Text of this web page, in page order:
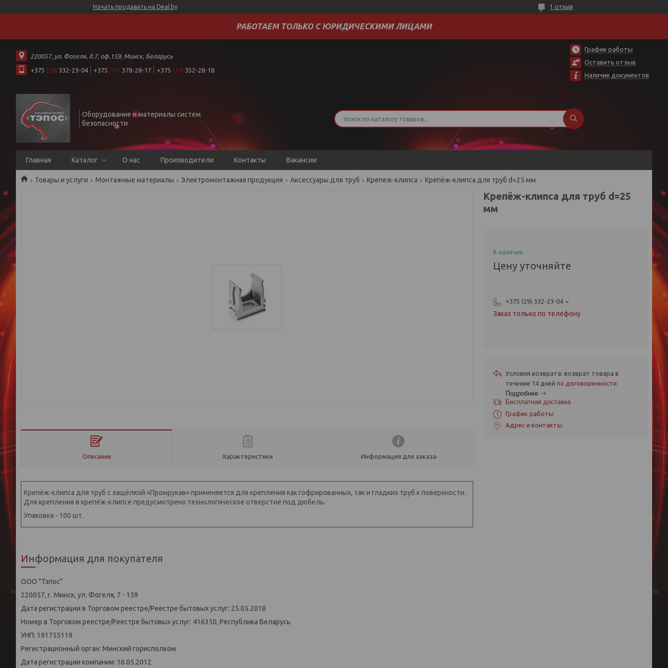
Начать продавать на Deal.by 1 отзыв
РАБОТАЕМ ТОЛЬКО С ЮРИДИЧЕСКИМИ ЛИЦАМИ
220057, ул. Фогеля, д.7, оф.159, Минск, Беларусь
+375 (29) 332-23-04 +375 (17) 378-28-17 +375 (17) 352-28-18
График работы
Оставить отзыв
Наличие документов
Оборудование и материалы систем
безопасности
Главная Каталог О нас Производители Контакты Вакансии
Товары и услуги Монтажные материалы Электромонтажная продукция Аксессуары для труб Крепеж-клипса Крепёж-клипса для труб d=25 мм
Описание Характеристики Информация для заказа
Крепёж-клипса для труб с защёлкой «Промрукав» применяется для крепления как гофрированных, так и гладких труб к поверхности.
Для крепления в крепёж-клипсе предусмотрено технологическое отверстие под дюбель.
Упаковка - 100 шт.
Информация для покупателя
ООО "Тэпос"
220057, г. Минск, ул. Фогеля, 7 - 159
Дата регистрации в Торговом реестре/Реестре бытовых услуг: 25.05.2018
Номер в Торговом реестре/Реестре бытовых услуг: 416350, Республика Беларусь
УНП: 191755119
Регистрационный орган: Минский горисполком
Дата регистрации компании: 16.05.2012
Крепёж-клипса для труб d=25
мм
В наличии
Цену уточняйте
+375 (29) 332-23-04
Заказ только по телефону
возврат товара в
течение 14 дней по договоренности
Подробнее
Бесплатная доставка
График работы
Адрес и контакты